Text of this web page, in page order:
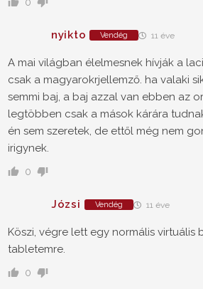
nyikto Vendég 11 éve
A mai világban élelmesnek hívják a
csak a magyarokrjellemző. ha valaki
semmi baj, a baj azzal van ebben az
legtöbben csak a mások kárára
én sem szeretek, de ettől még nem
irigynek.
0
Józsi Vendég 11 éve
Köszi, végre lett egy normális virtuális
tabletemre.
0